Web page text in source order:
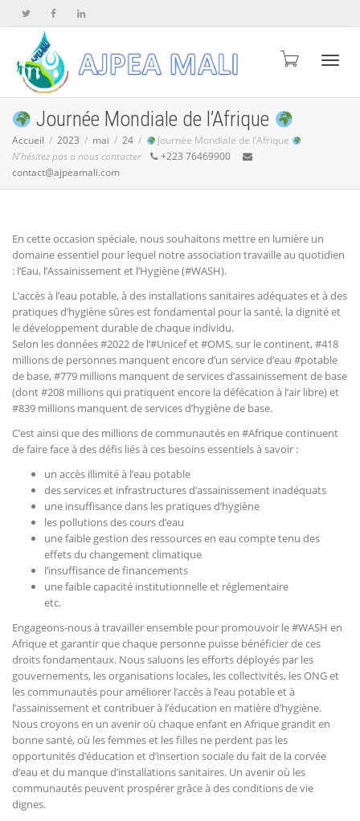
Journée Mondiale de l’Afrique
Accueil 2023 mai 24
Journée Mondiale de l’Afrique
N'hésitez pas a nous contacter
+223 76469900
contact@ajpeamali.com
En cette occasion spéciale, nous souhaitons mettre en lumière un
domaine essentiel pour lequel notre association travaille au quotidien
: l’Eau, l’Assainissement et l’Hygiène (#WASH).
L’accès à l’eau potable, à des installations sanitaires adéquates et à des
pratiques d’hygiène sûres est fondamental pour la santé, la dignité et
le développement durable de chaque individu.
Selon les données #2022 de l’#Unicef et #OMS, sur le continent, #418
millions de personnes manquent encore d’un service d’eau #potable
de base, #779 millions manquent de services d’assainissement de base
(dont #208 millions qui pratiquent encore la défécation à l’air libre) et
#839 millions manquent de services d’hygiène de base.
C’est ainsi que des millions de communautés en #Afrique continuent
de faire face à des défis liés à ces besoins essentiels à savoir :
un accès illimité à l’eau potable
des services et infrastructures d’assainissement inadéquats
une insuffisance dans les pratiques d’hygiène
les pollutions des cours d’eau
une faible gestion des ressources en eau compte tenu des
effets du changement climatique
l’insuffisance de financements
une faible capacité institutionnelle et réglementaire
etc.
Engageons-nous à travailler ensemble pour promouvoir le #WASH en
Afrique et garantir que chaque personne puisse bénéficier de ces
droits fondamentaux. Nous saluons les efforts déployés par les
gouvernements, les organisations locales, les collectivités, les ONG et
les communautés pour améliorer l’accès à l’eau potable et à
l’assainissement et contribuer à l’éducation en matière d’hygiène.
Nous croyons en un avenir où chaque enfant en Afrique grandit en
bonne santé, où les femmes et les filles ne perdent pas les
opportunités d’éducation et d’insertion sociale du fait de la corvée
d’eau et du manque d’installations sanitaires. Un avenir où les
communautés peuvent prospérer grâce à des conditions de vie
dignes.